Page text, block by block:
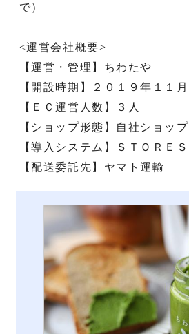
で）
<運営会社概要>
【運営・管理】ちわたや
【開設時期】２０１９年１１月
【ＥＣ運営人数】３人
【ショップ形態】自社ショップ
【導入システム】ＳＴＯＲＥＳ
【配送委託先】ヤマト運輸